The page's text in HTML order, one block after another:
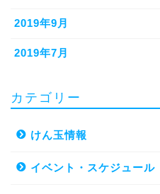
2019年9月
2019年7月
カテゴリー
けん玉情報
イベント・スケジュール